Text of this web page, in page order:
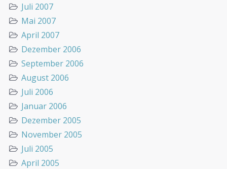
Juli 2007
Mai 2007
April 2007
Dezember 2006
September 2006
August 2006
Juli 2006
Januar 2006
Dezember 2005
November 2005
Juli 2005
April 2005